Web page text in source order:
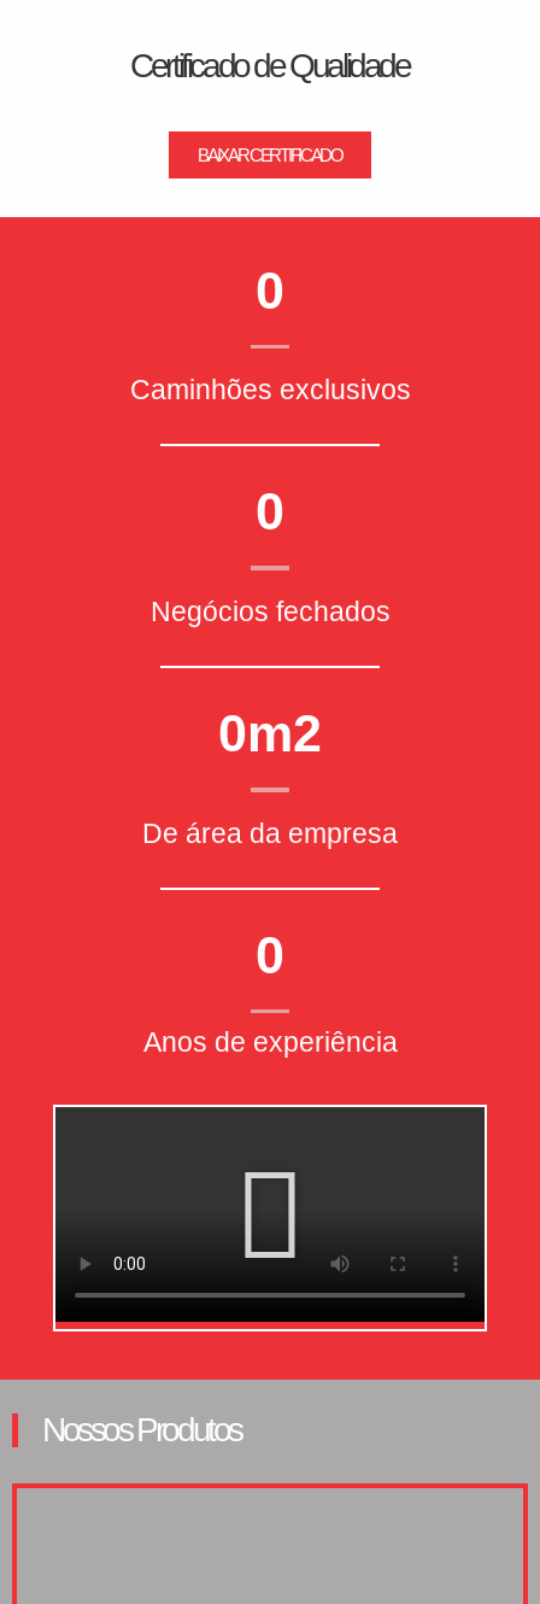
Certificado de Qualidade
BAIXAR CERTIFICADO
0
Caminhões exclusivos
0
Negócios fechados
0m2
De área da empresa
0
Anos de experiência
Nossos Produtos